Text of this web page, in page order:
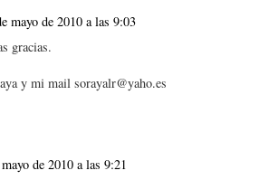
mayo de 2010 a las 9:03
gracias.
y mi mail sorayalr@yaho.es
de 2010 a las 9:21